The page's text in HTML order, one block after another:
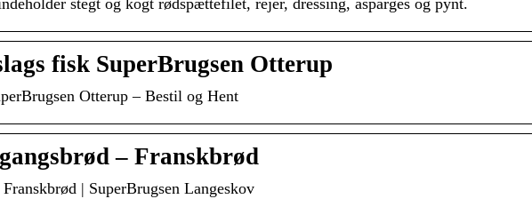
stegt og kogt rødspættefilet, rejer, dressing, asparges og pynt.
fisk SuperBrugsen Otterup
Otterup – Bestil og Hent
– Franskbrød
| SuperBrugsen Langeskov